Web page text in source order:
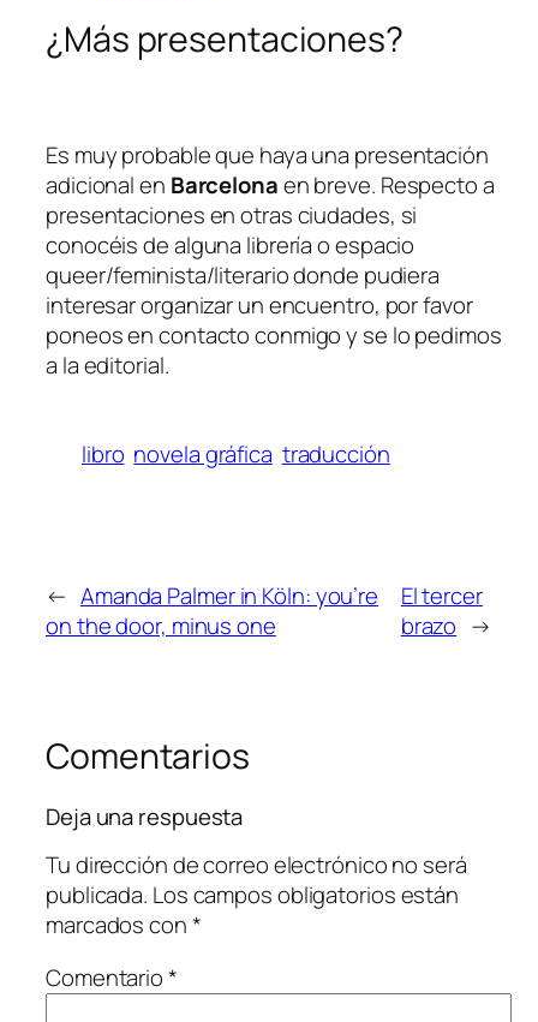
¿Más presentaciones?
Es muy probable que haya una presentación
adicional en Barcelonaen breve. Respecto a
presentaciones en otras ciudades, si
conocéis de alguna librería o espacio
queer/feminista/literario donde pudiera
interesar organizar un encuentro, por favor
poneos en contacto conmigo y se lo pedimos
a la editorial.
libro novela gráfica traducción
← Amanda Palmer in Köln: you’re
on the door, minus one
El tercer
brazo →
Comentarios
Deja una respuesta
Tu dirección de correo electrónico no será
publicada. Los campos obligatorios están
marcados con*
Comentario*